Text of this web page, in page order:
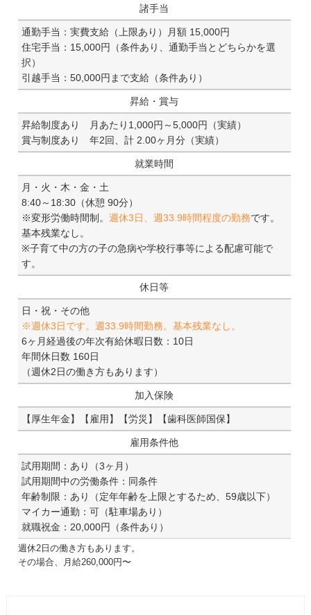
諸手当
通勤手当：実費支給（上限あり）月額 15,000円
住宅手当：15,000円（条件あり、通勤手当とどちらかを選
択）
引越手当：50,000円まで支給（条件あり）
昇給・賞与
昇給制度あり 月あたり1,000円～5,000円（実績）
賞与制度あり 年2回、計 2.00ヶ月分（実績）
就業時間
月・火・木・金・土
8:40～18:30（休憩 90分）
※変形労働時間制。週休3日、週33.9時間程度の勤務です。
基本残業なし。
※子育て中の方の子の急病や学校行事等による配慮可能で
す。
休日等
日・祝・その他
※週休3日です。週33.9時間勤務。基本残業なし。
6ヶ月経過後の年次有給休暇日数：10日
年間休日数 160日
（週休2日の働き方もあります）
加入保険
【厚生年金】【雇用】【労災】【歯科医師国保】
雇用条件他
試用期間：あり（3ヶ月）
試用期間中の労働条件：同条件
年齢制限：あり（定年年齢を上限とするため、59歳以下）
マイカー通勤：可（駐車場あり）
就職祝金：20,000円（条件あり）
週休2日の働き方もあります。
その場合、月給260,000円〜